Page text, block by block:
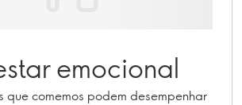
emocional
que comemos podem desempenhar